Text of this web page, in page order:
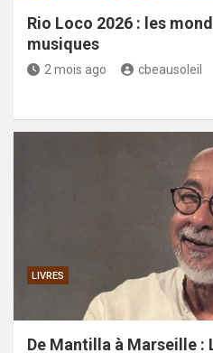
Rio Loco 2026 : les
musiques
2 mois ago cbeausoleil
LIVRES
De Mantilla à Marseille :